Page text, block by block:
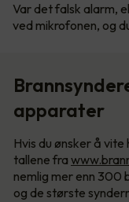
Var det falsk alarm,
ved mikrofonen, og
apparater
Hvis du ønsker å
tallene fra
nemlig mer enn 300
og de største